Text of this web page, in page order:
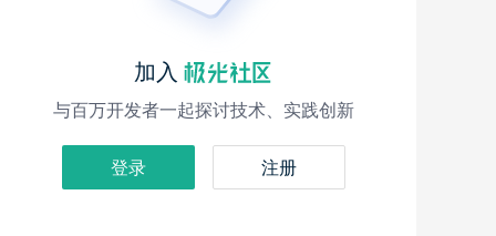
加入
与百万开发者一起探讨技术、实践创新
登录 注册